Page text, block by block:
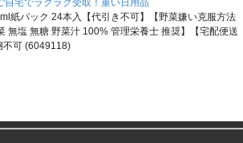
自宅でラクラク受取！重い日用品
紙パック 24本入【代引き不可】【野菜嫌い克服方法
無塩 無糖 野菜汁 100% 管理栄養士 推奨】【宅配便送
可 (6049118)